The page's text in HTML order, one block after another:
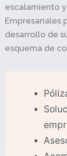
escalamiento
Empresariales
desarrollo de
esquema de